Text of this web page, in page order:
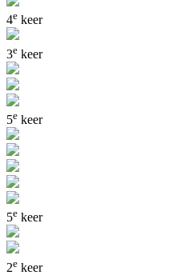
4e keer
3e keer
5e keer
5e keer
2e keer